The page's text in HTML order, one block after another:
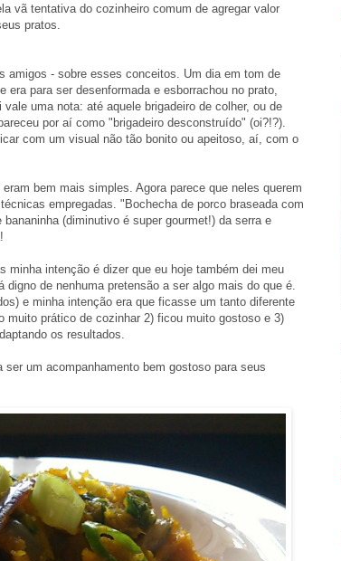
vã tentativa do cozinheiro comum de agregar valor
pratos.
amigos - sobre esses conceitos. Um dia em tom de
para ser desenformada e esborrachou no prato,
uma nota: até aquele brigadeiro de colher, ou de
por aí como "brigadeiro desconstruído" (oi?!?).
com um visual não tão bonito ou apeitoso, aí, com o
bem mais simples. Agora parece que neles querem
empregadas. "Bochecha de porco braseada com
(diminutivo é super gourmet!) da serra e
minha intenção é dizer que eu hoje também dei meu
de nenhuma pretensão a ser algo mais do que é.
e minha intenção era que ficasse um tanto diferente
muito prático de cozinhar 2) ficou muito gostoso e 3)
os resultados.
um acompanhamento bem gostoso para seus